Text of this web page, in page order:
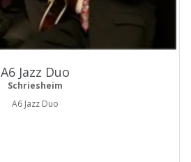
A6 Jazz Duo
Schriesheim
A6 Jazz Duo